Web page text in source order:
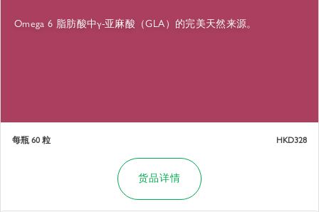
Omega 6 脂肪酸中γ-亚麻酸（GLA）的完美天然来源。
每瓶 60 粒 HKD328
货品详情